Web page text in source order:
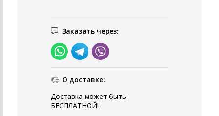
Заказать через:
О доставке:
Доставка может быть
БЕСПЛАТНОЙ!